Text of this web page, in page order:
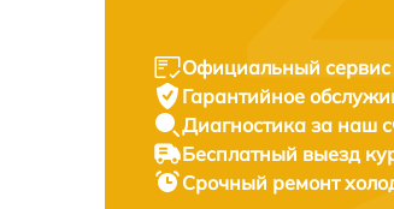
Официальный сервис
Гарантийное
Диагностика за наш
Бесплатный выезд
Срочный ремонт